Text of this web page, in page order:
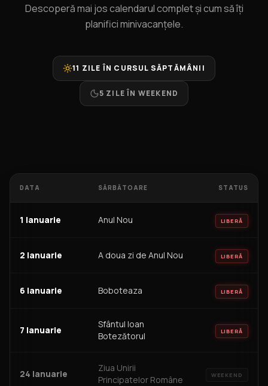
Descoperă mai jos calendarul complet și cum să îți
planifici minivacanțele.
11 ZILE ÎN CURSUL SĂPTĂMÂNII
5 ZILE ÎN WEEKEND
DATA SĂRBĂTOARE STATUS
1 Ianuarie Anul Nou LIBERĂ
2 Ianuarie A doua zi de Anul Nou LIBERĂ
6 Ianuarie Boboteaza LIBERĂ
7 Ianuarie
Sfântul Ioan
Botezătorul
LIBERĂ
24 Ianuarie
Ziua Unirii
Principatelor Române
WEEKEND